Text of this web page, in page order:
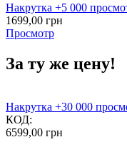
Накрутка +5 000
1699,00 грн
Просмотр
За ту же цену!
Накрутка +30 000
КОД:
6599,00 грн